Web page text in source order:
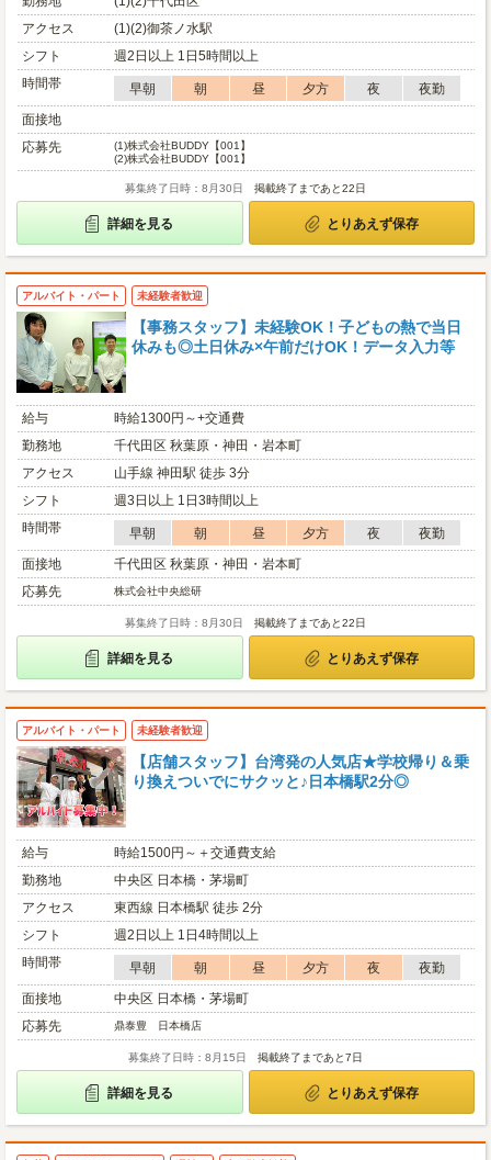
アクセス
(1)(2)御茶ノ水駅
シフト
週2日以上 1日5時間以上
時間帯
早朝 朝 昼 夕方 夜
夜勤
面接地
応募先
(1)株式会社BUDDY【001】
(2)株式会社BUDDY【001】
募集終了日時：8月30日 掲載終了まであと22日
詳細を見る とりあえず保存
アルバイト・パート 未経験者歓迎
【事務スタッフ】未経験OK！子どもの熱で当日
休みも◎土日休み×午前だけOK！データ入力等
給与
時給1300円～+交通費
勤務地
千代田区 秋葉原・神田・岩本町
アクセス
山手線 神田駅 徒歩 3分
シフト
週3日以上 1日3時間以上
時間帯
早朝 朝 昼 夕方 夜
夜勤
面接地
千代田区 秋葉原・神田・岩本町
応募先
株式会社中央総研
募集終了日時：8月30日 掲載終了まであと22日
詳細を見る とりあえず保存
アルバイト・パート 未経験者歓迎
【店舗スタッフ】台湾発の人気店★学校帰り＆乗
り換えついでにサクッと♪日本橋駅2分◎
給与
時給1500円～＋交通費支給
勤務地
中央区 日本橋・茅場町
アクセス
東西線 日本橋駅 徒歩 2分
シフト
週2日以上 1日4時間以上
時間帯
早朝 朝 昼 夕方 夜
夜勤
面接地
中央区 日本橋・茅場町
応募先
鼎泰豊 日本橋店
募集終了日時：8月15日 掲載終了まであと7日
詳細を見る とりあえず保存